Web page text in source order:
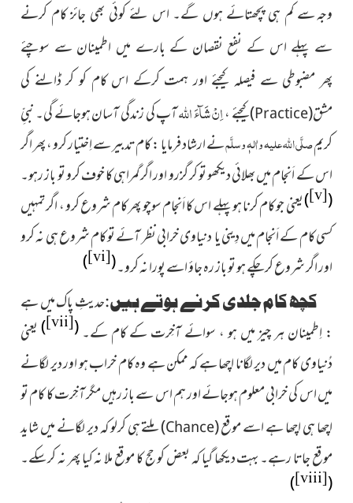
وجہسے کم ہی پچھتائے ہوں گے۔ اس لئے کوئی بھی جائز کام کرنے
سے پہلے اس کے نفع نقصان کے بارے میں اطمینان سے سوچئے
پھر مضبوطی سے فیصلہ کیجئے اور ہمت کرکے اس کام کو کر ڈالنے کی
مشق(
Practice
)کیجئے ،اِنْ شَآءَاللہآپ کی زندگی آسان ہوجائے گی۔ نبیِّ
کریمصلَّی اللہ علیہ واٰلہٖ وسلَّمنے ارشاد فرمایا : کام تدبیر سے اِختیار کرو ، پھر اگر
اس کے اَنجام میں بھلائی دیکھو تو کر گزرو اور اگر گمراہی کا خوف کرو تو باز رہو۔
(
[v]
)یعنی جو کام کرنا ہو پہلے اس کا اَنجام سوچو پھر کام شروع کرو ، اگر تمہیں
کسی کام کے اَنجام میں دِینی یا دنیاوی خرابی نظر آئے تو کام شروع ہی نہ کرو
اور اگر شروع کرچکے ہو تو باز رہ جاؤ اسے پورا نہ کرو۔(
[vi]
)
کچھ کام جلدی کرنے ہوتے ہیں:حدیثِ پاک میں ہے
: اِطمینان ہر چیز میں ہو ، سوائے آخِرت کے کام کے۔(
[vii]
)یعنی
دُنیاوی کام میں دیر لگانا اچھا ہے کہ ممکن ہے وہ کام خراب ہو اور دیر لگانے
میں اس کی خرابی معلوم ہوجائے اور ہم اس سے باز رہیں مگر آخِرت کا کام تو
اچھا ہی اچھا ہے اسے موقع(
Chance
)ملتے ہی کرلو کہ دیر لگانے میں شاید
موقع جاتا رہے۔ بہت دیکھا گیا کہ بعض کو حج کا موقع ملا نہ کیا پھر نہ کرسکے۔
(
[viii]
)